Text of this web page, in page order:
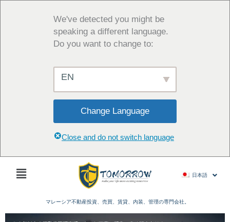
We've detected you might be
speaking a different language.
Do you want to change to:
EN
Change Language
Close and do not switch language
Main
日本語
マレーシア不動産投資、売買、賃貸、内装、管理の専門会社。